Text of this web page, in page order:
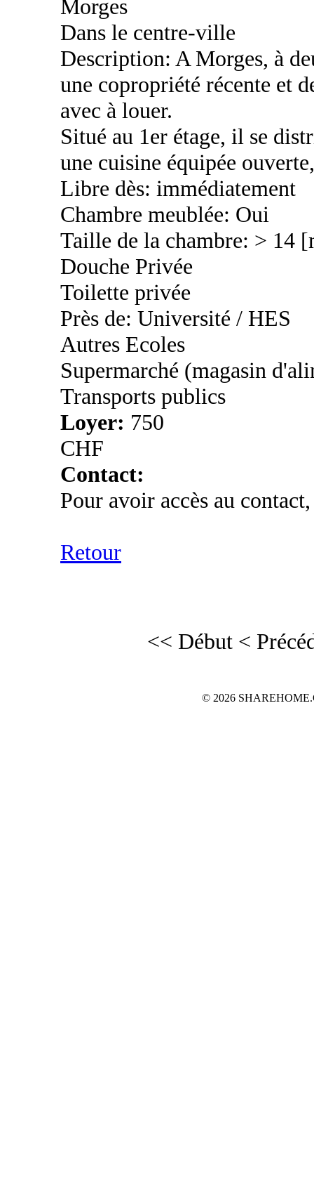
Morges
Dans le centre-ville
Description: A Morges, à
une copropriété récente et
avec à louer.
Situé au 1er étage, il se
une cuisine équipée
Libre dès: immédiatement
Chambre meublée: Oui
Taille de la chambre: > 14
Douche Privée
Toilette privée
Près de: Université / HES
Autres Ecoles
Supermarché (magasin
Transports publics
Loyer: 750
CHF
Contact:
Pour avoir accès au
Retour
<< Début <
© 2026